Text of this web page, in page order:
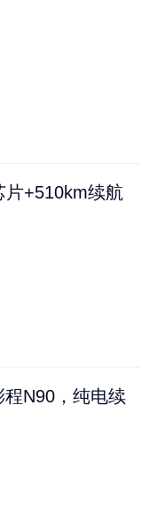
片+510km续航
N90，纯电续